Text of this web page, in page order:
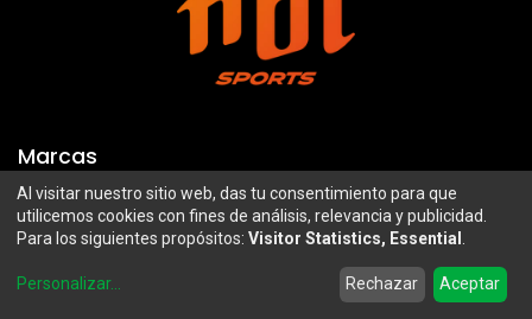
Wishlist Account
Marcas
Troy Lee Designs
100%
Airoh
Mazawi
SIDI
Al visitar nuestro sitio web, das tu consentimiento para que
utilicemos cookies con fines de análisis, relevancia y publicidad.
Para los siguientes propósitos: Visitor Statistics, Essential
Personalizar... Rechazar Aceptar